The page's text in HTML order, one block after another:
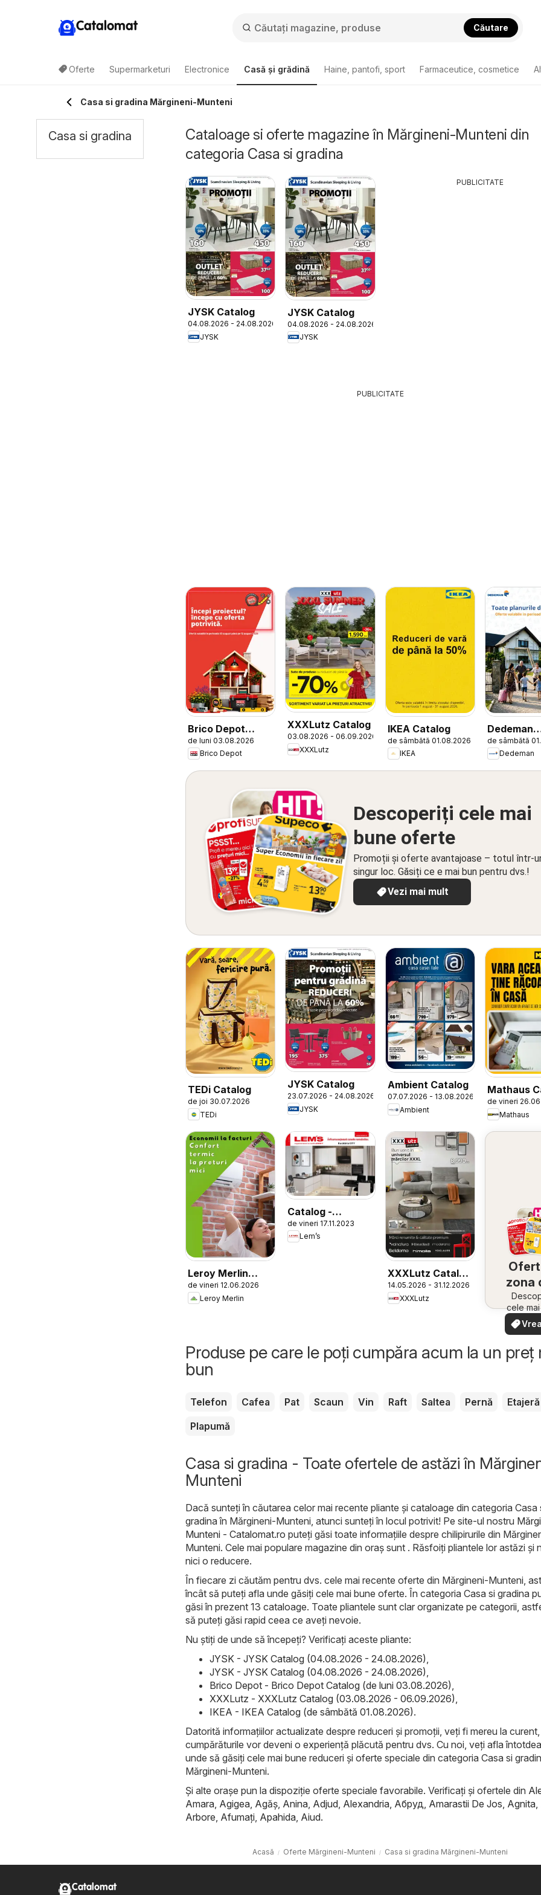
Catalomat Căutare
Oferte Supermarketuri Electronice Casă și grădină Haine, pantofi, sport Farmaceutice, cosmetice
Casa si gradina Mărgineni-Munteni
Cataloage si oferte magazine în Mărgineni-Munteni din
categoria Casa si gradina
JYSK Catalog
04.08.2026 - 24.08.2026
JYSK
JYSK Catalog
04.08.2026 - 24.08.2026
JYSK
PUBLICITATE
PUBLICITATE
Brico Depot
Catalog
de luni 03.08.2026
Brico Depot
XXXLutz Catalog
03.08.2026 - 06.09.2026
XXXLutz
IKEA Catalog
de sâmbătă 01.08.2026
IKEA
Dedeman
Catalog
de sâmbătă
Dedeman
Descoperiți cele mai
bune oferte
Promoții și oferte avantajoase – totul într-
singur loc. Găsiți ce e mai bun pentru dvs.!
Vezi mai mult
TEDi Catalog
de joi 30.07.2026
TEDi
JYSK Catalog
23.07.2026 - 24.08.2026
JYSK
Ambient Catalog
07.07.2026 - 13.08.2026
Ambient
Mathaus
de vineri
Mathaus
Leroy Merlin
Catalog
de vineri 12.06.2026
Leroy Merlin
Catalog -
Bucătăria City
de vineri 17.11.2023
Lem’s
XXXLutz Catalog
Premium
14.05.2026 - 31.12.2026
XXXLutz
zona
cele
oferte
văd
Produse pe care le poți cumpăra acum la un preț
bun
Telefon Cafea Pat Scaun Vin Raft Saltea Pernă
Etajeră
Plapumă
Casa si gradina - Toate ofertele de astăzi în
Munteni
Dacă sunteți în căutarea celor mai recente pliante și cataloage din categoria Casa
gradina în Mărgineni-Munteni, atunci sunteți în locul potrivit! Pe site-ul nostru
Munteni - Catalomat.ro puteți găsi toate informațiile despre chilipirurile din
Munteni. Cele mai populare magazine din oraș sunt . Răsfoiți pliantele lor astăzi și
nici o reducere.
În fiecare zi căutăm pentru dvs. cele mai recente oferte din Mărgineni-Munteni,
încât să puteți afla unde găsiți cele mai bune oferte. În categoria Casa si gradina
găsi în prezent 13 cataloage. Toate pliantele sunt clar organizate pe categorii,
să puteți găsi rapid ceea ce aveți nevoie.
Nu știți de unde să începeți? Verificați aceste pliante:
JYSK - JYSK Catalog (04.08.2026 - 24.08.2026),
JYSK - JYSK Catalog (04.08.2026 - 24.08.2026),
Brico Depot - Brico Depot Catalog (de luni 03.08.2026),
XXXLutz - XXXLutz Catalog (03.08.2026 - 06.09.2026),
IKEA - IKEA Catalog (de sâmbătă 01.08.2026).
Datorită informațiilor actualizate despre reduceri și promoții, veți fi mereu la
cumpărăturile vor deveni o experiență plăcută pentru dvs. Cu noi, veți afla
unde să găsiți cele mai bune reduceri și oferte speciale din categoria Casa si
Mărgineni-Munteni.
Și alte orașe pun la dispoziție oferte speciale favorabile. Verificați și ofertele din
Amara, Agigea, Agăş, Anina, Adjud, Alexandria, Абруд, Amarastii De Jos, Agnita,
Arbore, Afumaţi, Apahida, Aiud.
Acasă Oferte Mărgineni-Munteni Casa si gradina Mărgineni-Munteni
Casa si gradina
Catalomat